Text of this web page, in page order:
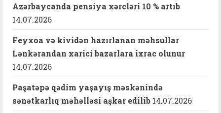
Azərbaycanda pensiya xərcləri 10 % artıb
14.07.2026
Feyxoa və kividən hazırlanan məhsullar
Lənkərandan xarici bazarlara ixrac olunur
14.07.2026
Paşatəpə qədim yaşayış məskənində
sənətkarlıq məhəlləsi aşkar edilib 14.07.2026